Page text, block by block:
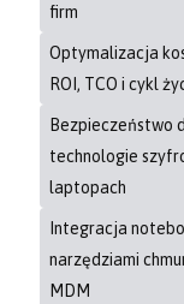
firm
Optymalizacja
ROI, TCO i cykl
Bezpieczeństwo
technologie
laptopach
Integracja
narzędziami
MDM